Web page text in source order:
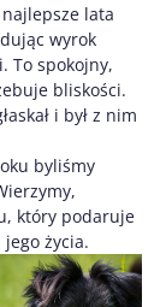
lata
wyrok
To spokojny,
bliskości.
i był z nim
byliśmy
który podaruje
życia.